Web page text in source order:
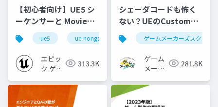
【初心者向け】UE5 シ
ーケンサーと Movie
Render Queue の使い
方【Cinematic Dive
2023】
ue5 ue-nongame
エピッ
ク ゲー
ャパン
313.3K
シェーダコードも怖く
ない？UEのCustomノ
ードで学ぶHLSL入門
ゲームメーカーズスクラン
ゲーム
メーカ
281.8K